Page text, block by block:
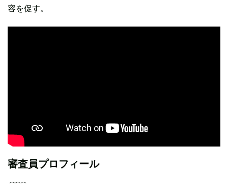
容を促す。
審査員プロフィール